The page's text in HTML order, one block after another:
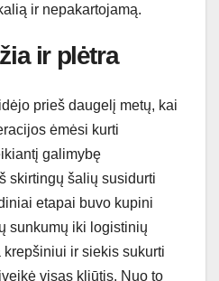
ir nepakartojamą.
ir plėtra
prieš daugelį metų, kai
ėmėsi kurti
galimybę
skirtingų šalių susidurti
etapai buvo kupini
sunkumų iki logistinių
ir siekis sukurti
visas kliūtis. Nuo to